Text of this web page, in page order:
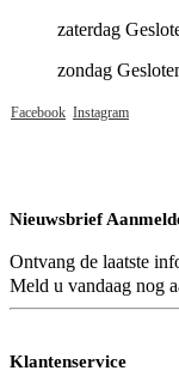
zaterdag
zondag
Facebook Instagram
Nieuwsbrief
Ontvang de laatste
Meld u vandaag nog
Klantenservice